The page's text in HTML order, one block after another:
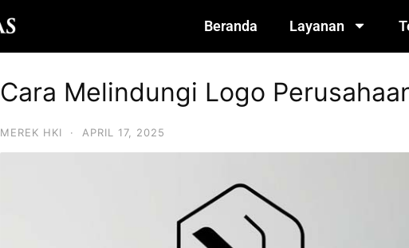
Beranda Layanan
Cara Melindungi Logo
MEREK HKI · APRIL 17, 2025